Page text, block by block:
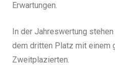
Erwartungen.
In der Jahreswertung
dem dritten Platz mit einem
Zweitplazierten.